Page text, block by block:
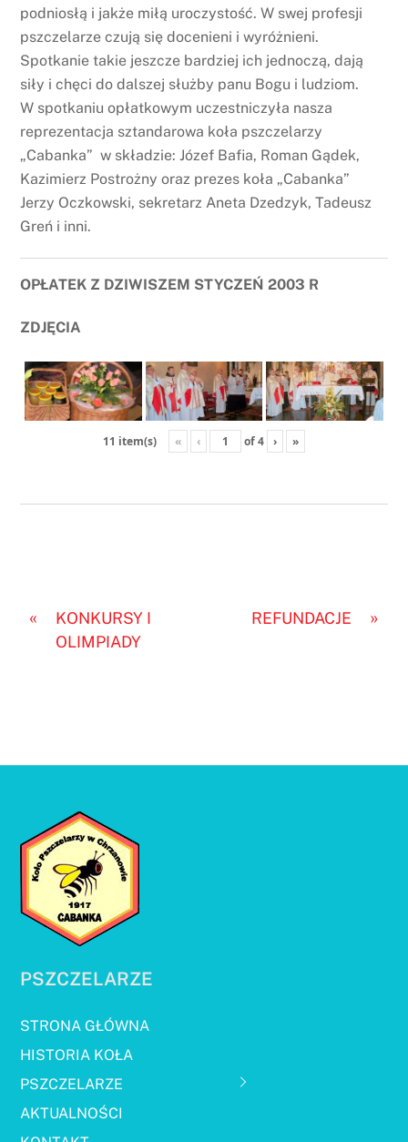
podniosłą i jakże miłą uroczystość. W swej profesji
pszczelarze czują się docenieni i wyróżnieni.
Spotkanie takie jeszcze bardziej ich jednoczą, dają
siły i chęci do dalszej służby panu Bogu i ludziom.
W spotkaniu opłatkowym uczestniczyła nasza
reprezentacja sztandarowa koła pszczelarzy
„Cabanka” w składzie: Józef Bafia, Roman Gądek,
Kazimierz Postrożny oraz prezes koła „Cabanka”
Jerzy Oczkowski, sekretarz Aneta Dzedzyk, Tadeusz
Greń i inni.
OPŁATEK Z DZIWISZEM STYCZEŃ 2003 R
ZDJĘCIA
11 item(s) « ‹ of4 › »
«
KONKURSY I
OLIMPIADY
»
REFUNDACJE
PSZCZELARZE
STRONA GŁÓWNA
HISTORIA KOŁA
PSZCZELARZE
AKTUALNOŚCI